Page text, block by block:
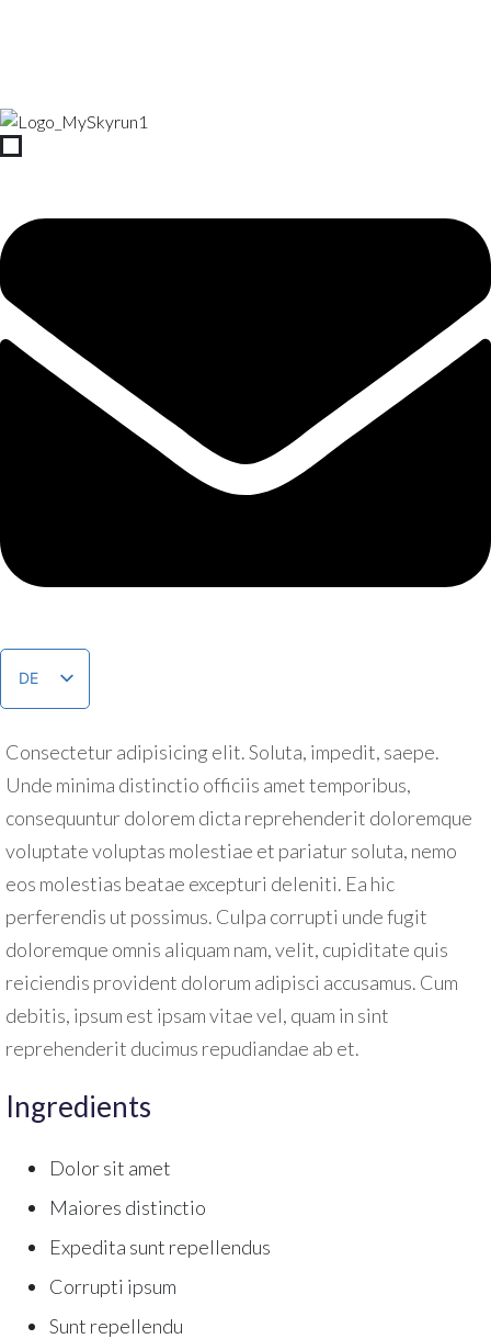
DE
A GUIDE TO AT-
HOME
WORKOUTS FOR
BEGINNERS
Consectetur adipisicing elit. Soluta, impedit, saepe.
Unde minima distinctio officiis amet temporibus,
consequuntur dolorem dicta reprehenderit doloremque
voluptate voluptas molestiae et pariatur soluta, nemo
eos molestias beatae excepturi deleniti. Ea hic
perferendis ut possimus. Culpa corrupti unde fugit
doloremque omnis aliquam nam, velit, cupiditate quis
reiciendis provident dolorum adipisci accusamus. Cum
debitis, ipsum est ipsam vitae vel, quam in sint
reprehenderit ducimus repudiandae ab et.
Ingredients
Dolor sit amet
Maiores distinctio
Expedita sunt repellendus
Corrupti ipsum
Sunt repellendu